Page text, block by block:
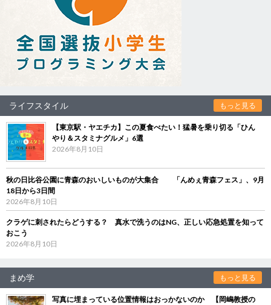
ライフスタイル もっと見る
【東京駅・ヤエチカ】この夏食べたい！猛暑を乗り切る「ひん
やり＆スタミナグルメ」6選
2026年8月10日
秋の日比谷公園に青森のおいしいものが大集合 「んめぇ青森フェス」、9月
18日から3日間
2026年8月10日
クラゲに刺されたらどうする？ 真水で洗うのはNG、正しい応急処置を知って
おこう
2026年8月10日
まめ学 もっと見る
写真に埋まっている位置情報はおっかないのか 【岡嶋教授の